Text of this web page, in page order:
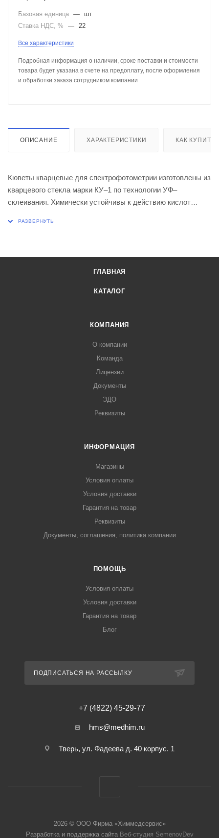
Базовая единица —
шт
Ставка НДС, %
— 22
Все характеристики
Подробная информация о наличии, сроке поставки и стоимости
товара будет указана в счете на предоплату, после оформления
и обработки заказа сотрудником компании
ОПИСАНИЕ ХАРАКТЕРИСТИКИ КАК КУПИТЬ
Кюветы кварцевые для спектрофотометрии изготовлены из
кварцевого стекла марки КУ–1 по технологии УФ–
склеивания. Химически устойчивы к действию кислот
Внутренние размеры 3 х 19 х 34 мм
ГЛАВНАЯ
КАТАЛОГ
КОМПАНИЯ
О компании
Команда
Лицензии
Документы
ЭДО
Реквизиты
ИНФОРМАЦИЯ
Магазины
Условия оплаты
Условия доставки
Гарантия на товар
Реквизиты
Документы, соглашения, политика компании
ПОМОЩЬ
Условия оплаты
Условия доставки
Гарантия на товар
Блог
ПОДПИСАТЬСЯ НА РАССЫЛКУ
+7 (4822) 45-29-77
hms@medhim.ru
Тверь, ул. Фадеева д. 40 корпус. 1
2026 © ООО Фирма «Химмедсервис»
Разработка и поддержка сайта Веб-студия SemenovDev